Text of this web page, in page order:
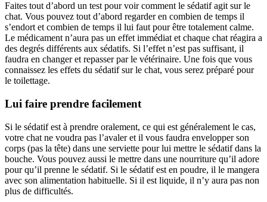
Faites tout d’abord un test pour voir comment le sédatif agit sur le
chat. Vous pouvez tout d’abord regarder en combien de temps il
s’endort et combien de temps il lui faut pour être totalement calme.
Le médicament n’aura pas un effet immédiat et chaque chat réagira a
des degrés différents aux sédatifs. Si l’effet n’est pas suffisant, il
faudra en changer et repasser par le vétérinaire. Une fois que vous
connaissez les effets du sédatif sur le chat, vous serez préparé pour
le toilettage.
Lui faire prendre facilement
Si le sédatif est à prendre oralement, ce qui est généralement le cas,
votre chat ne voudra pas l’avaler et il vous faudra envelopper son
corps (pas la tête) dans une serviette pour lui mettre le sédatif dans la
bouche. Vous pouvez aussi le mettre dans une nourriture qu’il adore
pour qu’il prenne le sédatif. Si le sédatif est en poudre, il le mangera
avec son alimentation habituelle. Si il est liquide, il n’y aura pas non
plus de difficultés.